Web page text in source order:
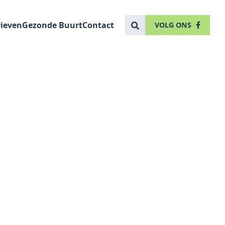
Gezonde BuurtContact VOLG ONS